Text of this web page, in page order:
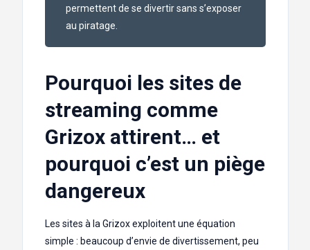
permettent de se divertir sans s’exposer
au piratage.
Pourquoi les sites de
streaming comme
Grizox attirent… et
pourquoi c’est un piège
dangereux
Les sites à la Grizox exploitent une équation
simple : beaucoup d’envie de divertissement, peu